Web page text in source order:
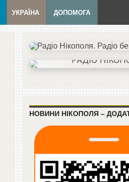
УКРАЇНА ДОПОМОГА
НОВИНИ НІКОПОЛЯ –